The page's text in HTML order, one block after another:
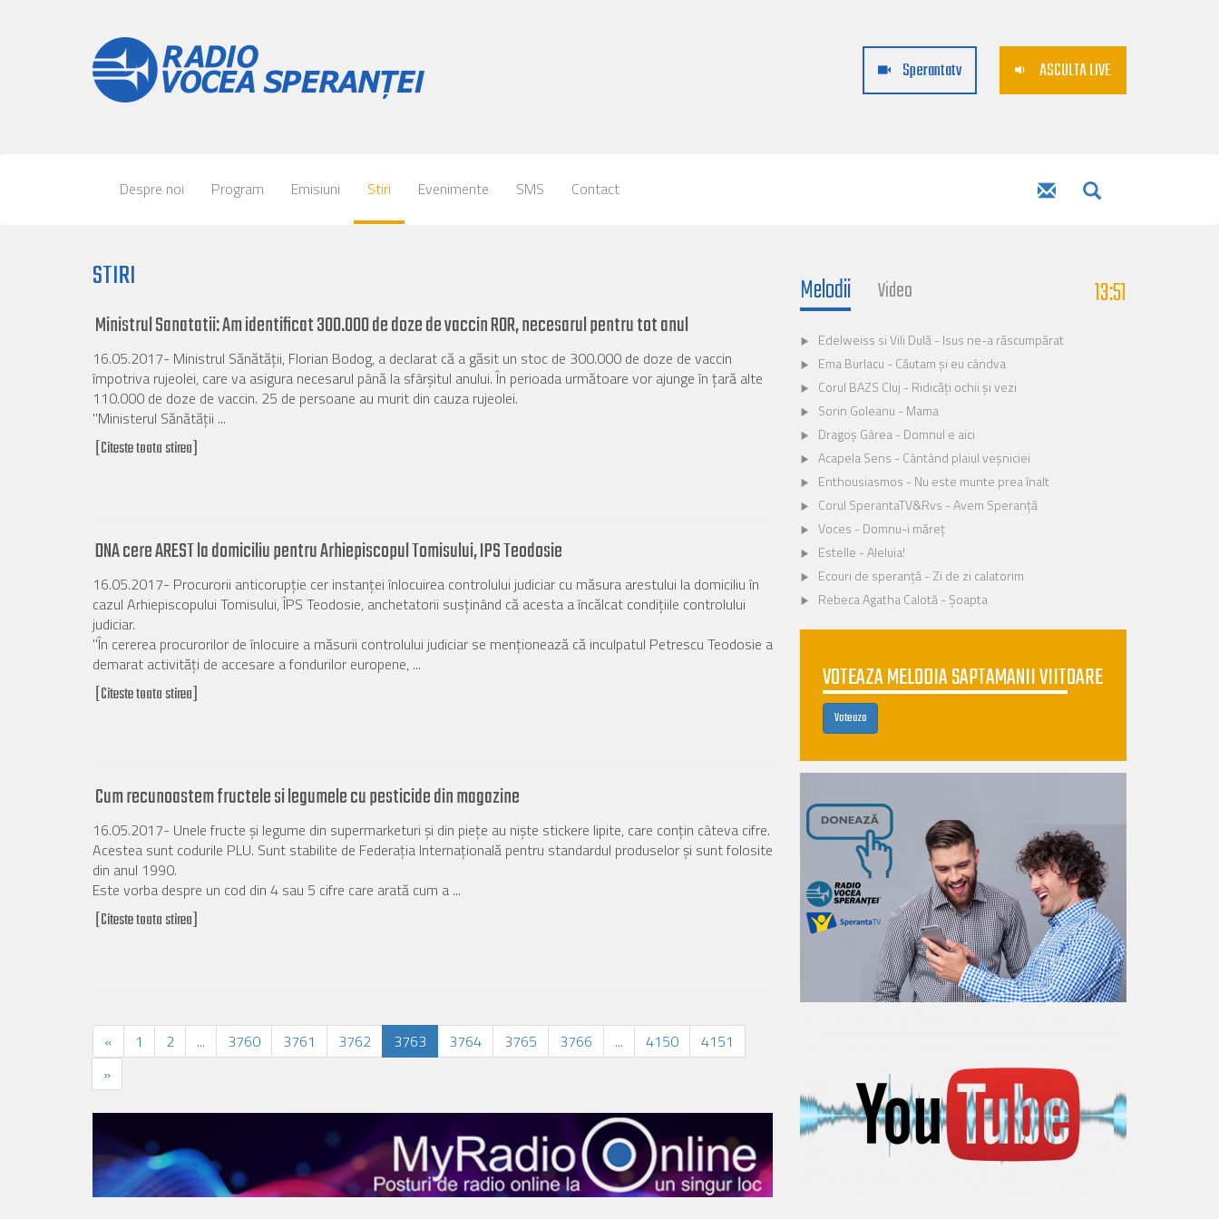
ASCULTA LIVE
Sperantatv
Despre noi Program Emisiuni Stiri Evenimente SMS Contact
STIRI
Ministrul Sanatatii: Am identificat 300.000 de doze de vaccin ROR, necesarul pentru tot anul
16.05.2017- Ministrul Sănătăţii, Florian Bodog, a declarat că a găsit un stoc de 300.000 de doze de vaccin
împotriva rujeolei, care va asigura necesarul până la sfârşitul anului. În perioada următoare vor ajunge în ţară alte
110.000 de doze de vaccin. 25 de persoane au murit din cauza rujeolei.
"Ministerul Sănătăţii ...
[Citeste toata stirea]
DNA cere AREST la domiciliu pentru Arhiepiscopul Tomisului, IPS Teodosie
16.05.2017- Procurorii anticorupţie cer instanţei înlocuirea controlului judiciar cu măsura arestului la domiciliu în
cazul Arhiepiscopului Tomisului, ÎPS Teodosie, anchetatorii susţinând că acesta a încălcat condiţiile controlului
judiciar.
"În cererea procurorilor de înlocuire a măsurii controlului judiciar se menţionează că inculpatul Petrescu Teodosie a
demarat activităţi de accesare a fondurilor europene, ...
[Citeste toata stirea]
Cum recunoastem fructele si legumele cu pesticide din magazine
16.05.2017- Unele fructe şi legume din supermarketuri şi din pieţe au nişte stickere lipite, care conţin câteva cifre.
Acestea sunt codurile PLU. Sunt stabilite de Federaţia Internaţională pentru standardul produselor şi sunt folosite
din anul 1990.
Este vorba despre un cod din 4 sau 5 cifre care arată cum a ...
[Citeste toata stirea]
« 1 2 ... 3760 3761 3762 3763 3764 3765 3766 ... 4150
4151
»
Melodii Video 13:51
Edelweiss si Vili Dulă - Isus ne-a răscumpărat
Ema Burlacu - Căutam și eu cândva
Corul BAZS Cluj - Ridicăți ochii și vezi
Sorin Goleanu - Mama
Dragoș Gârea - Domnul e aici
Acapela Sens - Cântând plaiul veșniciei
Enthousiasmos - Nu este munte prea înalt
Corul SperantaTV&Rvs - Avem Speranță
Voces - Domnu-i măreț
Estelle - Aleluia!
Ecouri de speranță - Zi de zi calatorim
Rebeca Agatha Calotă - Șoapta
VOTEAZA MELODIA SAPTAMANII VIITOARE
Voteaza